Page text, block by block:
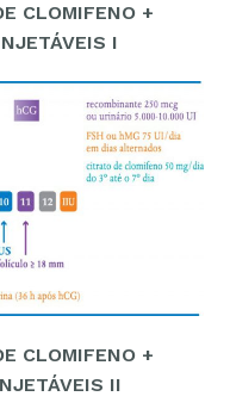
CLOMIFENO +
I
CLOMIFENO +
II